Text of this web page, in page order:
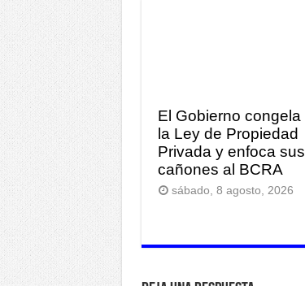
El Gobierno congela
la Ley de Propiedad
Privada y enfoca sus
cañones al BCRA
sábado, 8 agosto, 2026